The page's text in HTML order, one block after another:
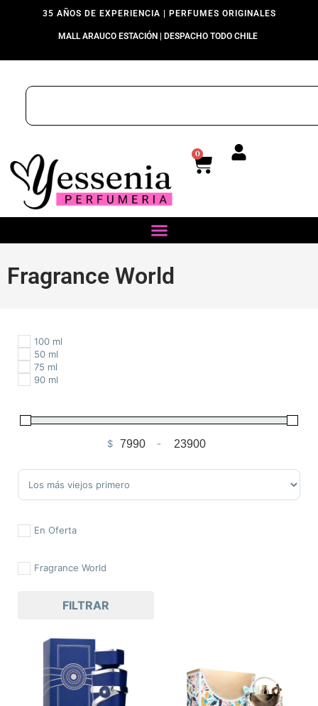
35 AÑOS DE EXPERIENCIA | PERFUMES ORIGINALES
MALL ARAUCO ESTACIÓN | DESPACHO TODO CHILE
0
Fragrance World
100 ml
50 ml
75 ml
90 ml
$ Minimum Price
-Maximum Price
Sort Products
En Oferta
Fragrance World
FILTRAR